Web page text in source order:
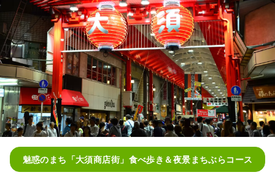
魅惑のまち「大須商店街」食べ歩き＆夜景まちぶらコース